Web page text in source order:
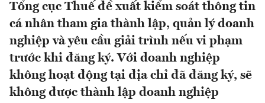
Tổng cục Thuế đề xuất kiểm soát thông tin
cá nhân tham gia thành lập, quản lý doanh
nghiệp và yêu cầu giải trình nếu vi phạm
trước khi đăng ký. Với doanh nghiệp
không hoạt động tại địa chỉ đã đăng ký, sẽ
không được thành lập doanh nghiệp